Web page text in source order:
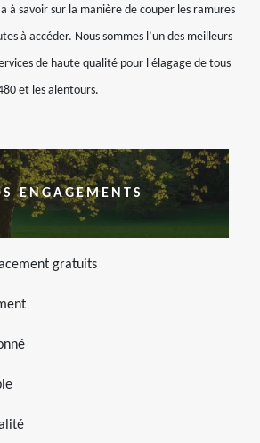
à savoir sur la manière de couper les ramures
à accéder. Nous sommes l’un des meilleurs
de haute qualité pour l'élagage de tous
et les alentours.
ENGAGEMENTS
gratuits